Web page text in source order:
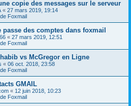
copie des messages sur le serveur
« 27 mars 2019, 19:14
Foxmail
passe des comptes dans foxmail
« 27 mars 2019, 12:51
Foxmail
vs McGregor en Ligne
« 06 oct. 2018, 23:58
Foxmail
GMAIL
« 12 juin 2018, 10:23
Foxmail